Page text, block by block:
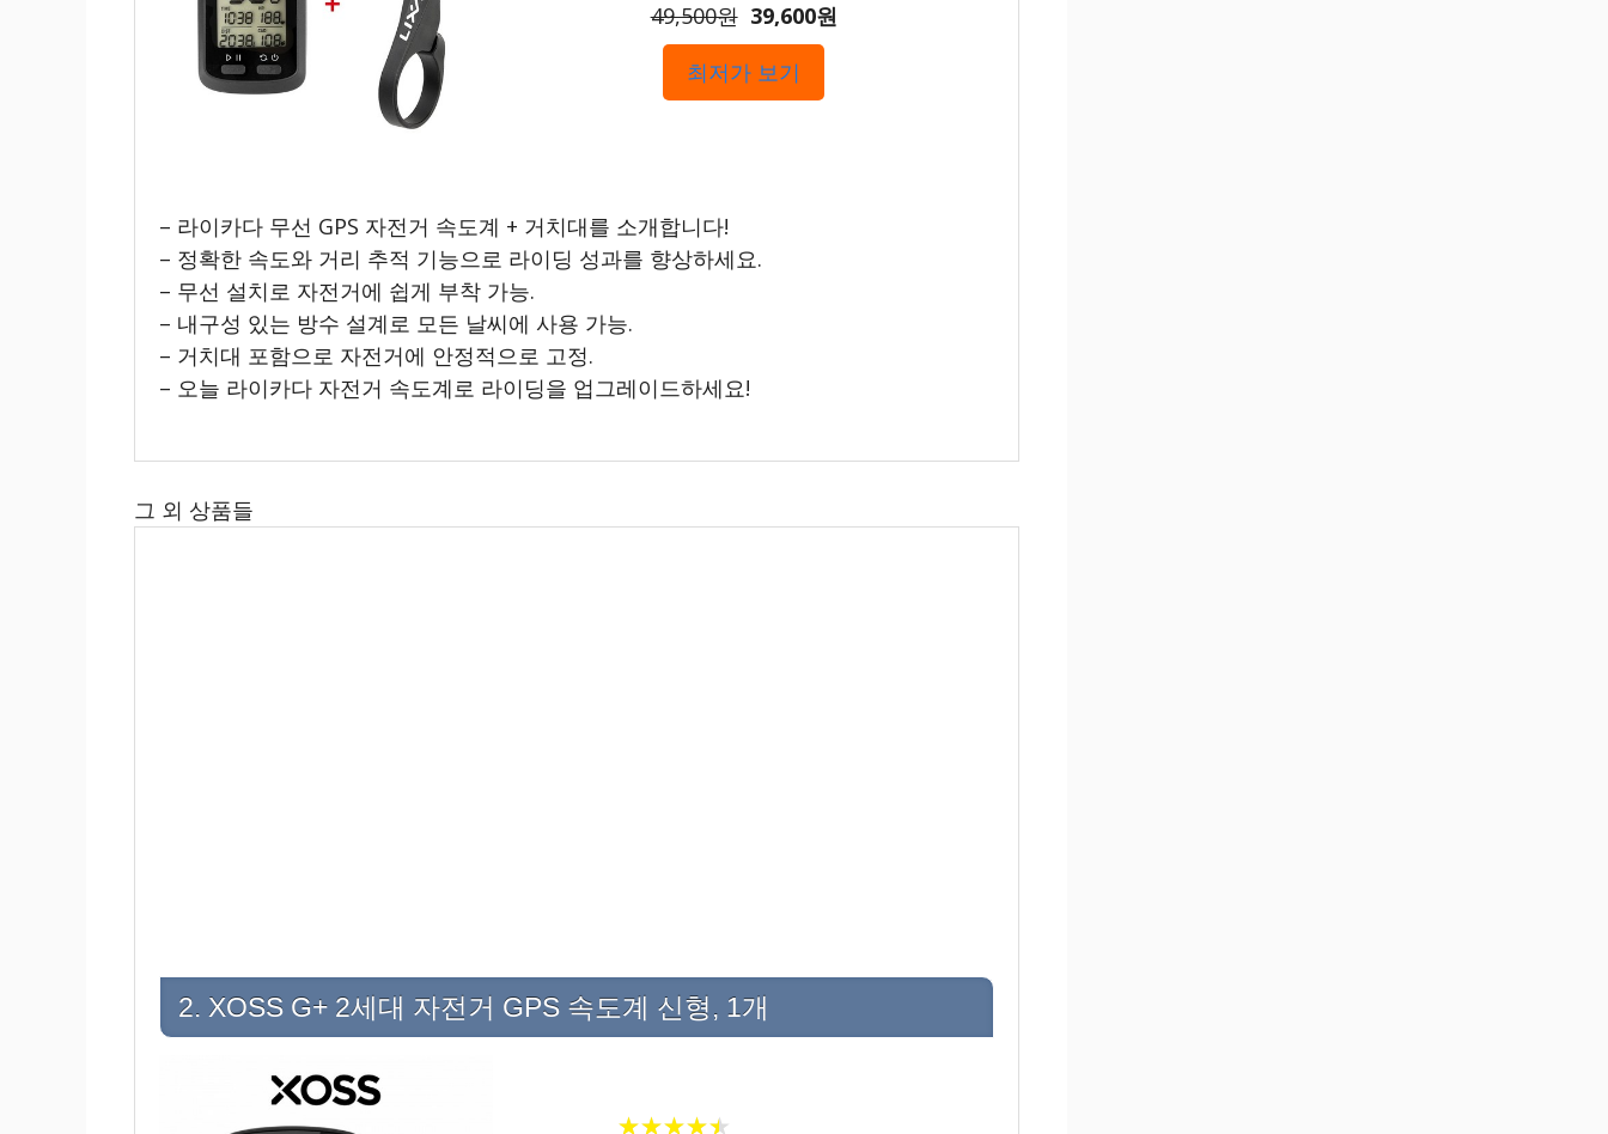
49,500원 39,600원
최저가 보기
– 라이카다 무선 GPS 자전거 속도계 + 거치대를 소개합니다!
– 정확한 속도와 거리 추적 기능으로 라이딩 성과를 향상하세요.
– 무선 설치로 자전거에 쉽게 부착 가능.
– 내구성 있는 방수 설계로 모든 날씨에 사용 가능.
– 거치대 포함으로 자전거에 안정적으로 고정.
– 오늘 라이카다 자전거 속도계로 라이딩을 업그레이드하세요!
그 외 상품들
2. XOSS G+ 2세대 자전거 GPS 속도계 신형, 1개
★★★★★
★★★★★